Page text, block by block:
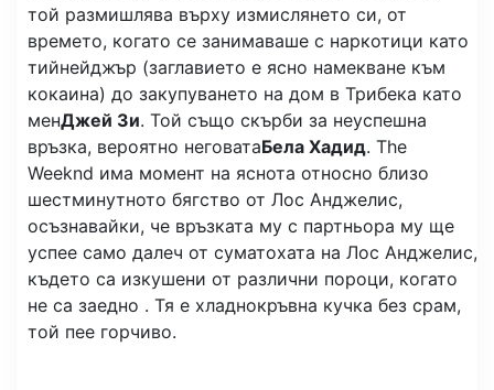
той размишлява върху измислянето си, от
времето, когато се занимаваше с наркотици като
тийнейджър (заглавието е ясно намекване към
кокаина) до закупуването на дом в Трибека като
менДжей Зи. Той също скърби за неуспешна
връзка, вероятно неговатаБела Хадид. The
Weeknd има момент на яснота относно близо
шестминутното бягство от Лос Анджелис,
осъзнавайки, че връзката му с партньора му ще
успее само далеч от суматохата на Лос Анджелис,
където са изкушени от различни пороци, когато
не са заедно . Тя е хладнокръвна кучка без срам,
той пее горчиво.